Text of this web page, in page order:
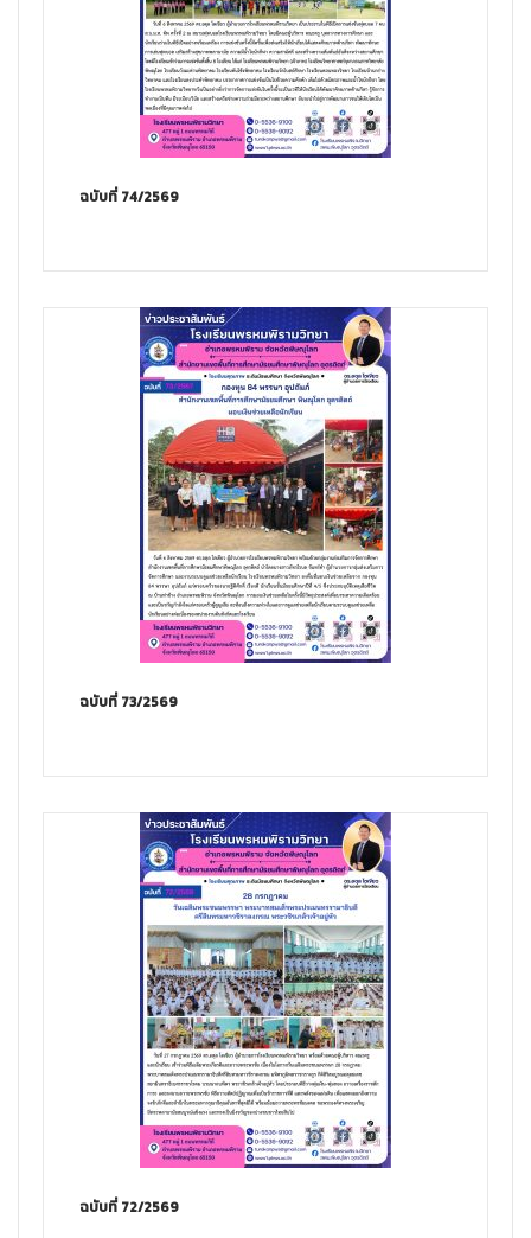
ฉบับที่ 74/2569
ฉบับที่ 73/2569
ฉบับที่ 72/2569